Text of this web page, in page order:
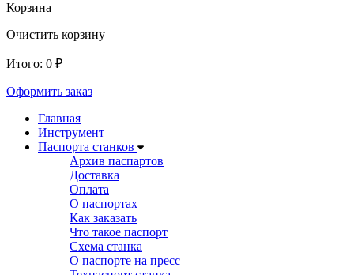
Корзина
Очистить корзину
Итого: 0 ₽
Оформить заказ
Главная
Инструмент
Паспорта станков
Архив паспартов
Доставка
Оплата
О паспортах
Как заказать
Что такое паспорт
Схема станка
О паспорте на пресс